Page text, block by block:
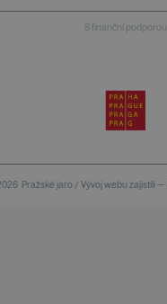
S finanční podporou
Pražské jaro / Vývoj webu zajistili —